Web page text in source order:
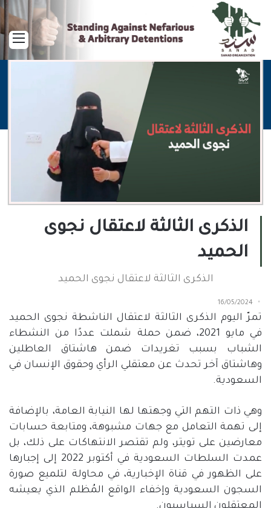
الذكرى الثالثة لاعتقال نجوى
الحميد
الذكرى الثالثة لاعتقال نجوى الحميد
16/05/2024
تمرّ اليوم الذكرى الثالثة لاعتقال الناشطة نجوى الحميد
في مايو
، ضمن حملة شملت عددًا من النشطاء
الشباب بسبب تغريدات ضمن هاشتاق العاطلين
وهاشتاق آخر تحدث عن معتقلي الرأي وحقوق الإنسان في
السعودية.
وهي ذات التهم التي وجهتها لها النيابة العامة، بالإضافة
إلى تهمة التعامل مع جهات مشبوهة، ومتابعة حسابات
معارضين على تويتر، ولم تقتصر الانتهاكات على ذلك، بل
عمدت السلطات السعودية في أكتوبر2022
إلى إجبارها
على الظهور في قناة الإخبارية، في محاولة لتلميع صورة
السجون السعودية وإخفاء الواقع المُظلم الذي يعيشه